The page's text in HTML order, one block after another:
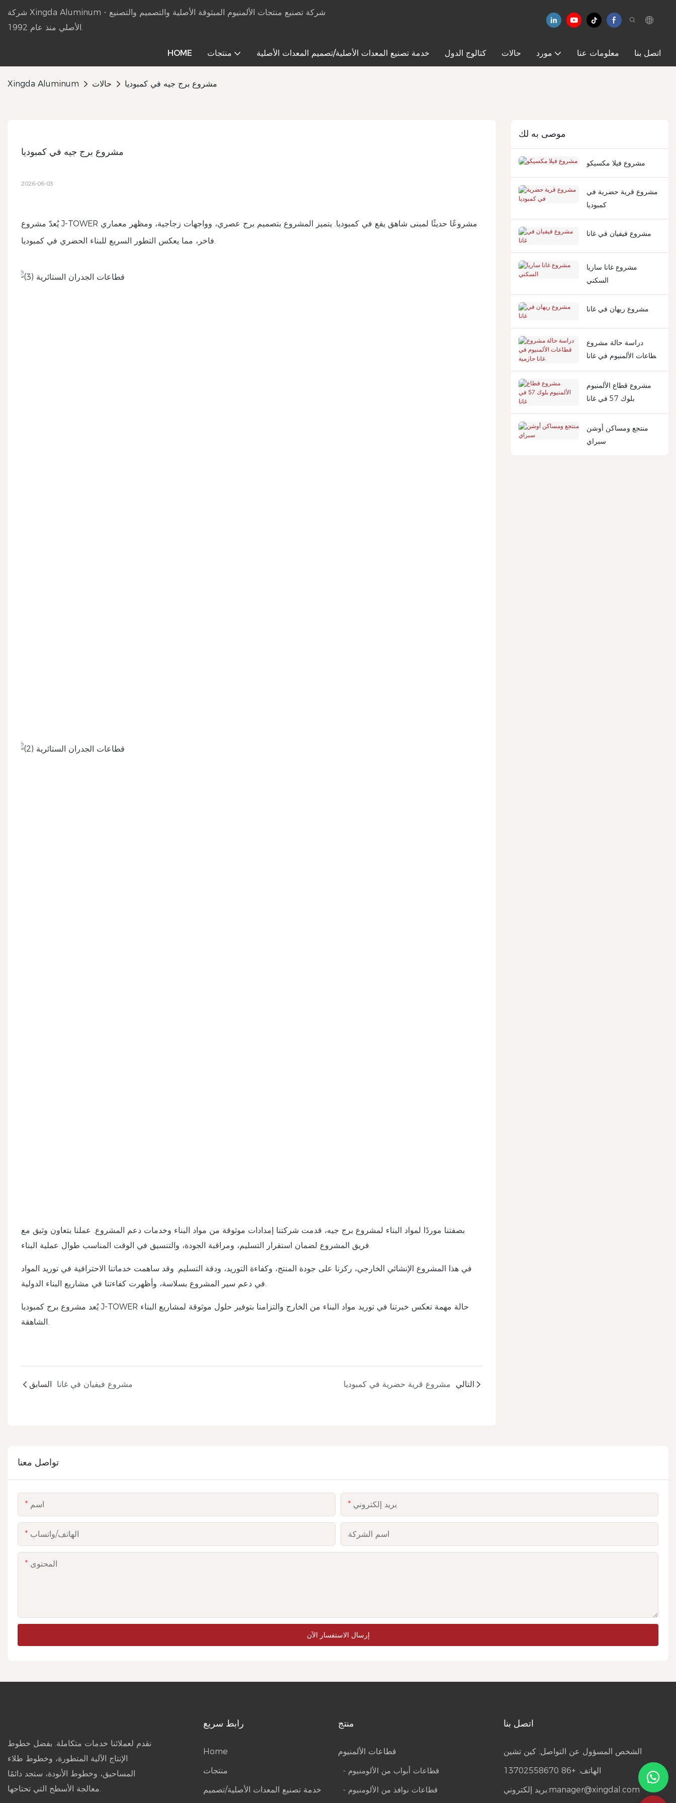
شركة Xingda Aluminum - شركة تصنيع منتجات الألمنيوم المبثوقة الأصلية والتصميم والتصنيع
الأصلي منذ عام 1992.
HOME منتجات خدمة تصنيع المعدات الأصلية/تصميم المعدات الأصلية كتالوج الدول حالات مورد معلومات عنا اتصل بنا
Xingda Aluminum حالات مشروع برج جيه ​​في كمبوديا
مشروع برج جيه ​​في كمبوديا
2026-06-03
يُعدّ مشروع J-TOWER مشروعًا حديثًا لمبنى شاهق يقع في كمبوديا. يتميز المشروع بتصميم برج عصري، وواجهات زجاجية، ومظهر معماري
بصفتنا موردًا لمواد البناء لمشروع برج جيه، قدمت شركتنا إمدادات موثوقة من مواد البناء وخدمات دعم المشروع. عملنا بتعاون وثيق مع
فريق المشروع لضمان استقرار التسليم، ومراقبة الجودة، والتنسيق في الوقت المناسب طوال عملية البناء.
في هذا المشروع الإنشائي الخارجي، ركزنا على جودة المنتج، وكفاءة التوريد، ودقة التسليم. وقد ساهمت خدماتنا الاحترافية في توريد المواد
في دعم سير المشروع بسلاسة، وأظهرت كفاءتنا في مشاريع البناء الدولية.
يُعد مشروع برج كمبوديا J-TOWER حالة مهمة تعكس خبرتنا في توريد مواد البناء من الخارج والتزامنا بتوفير حلول موثوقة لمشاريع البناء
الشاهقة.
السابق مشروع فيفيان في غانا مشروع قرية حضرية في كمبوديا التالي
موصى به لك
مشروع فيلا مكسيكو
مشروع قرية حضرية في
كمبوديا
مشروع فيفيان في غانا
مشروع غانا ساريا
السكني
مشروع ريهان في غانا
دراسة حالة مشروع
قطاعات الألمنيوم في غانا
حازمية
مشروع قطاع الألمنيوم
بلوك 57 في غانا
منتجع ومساكن أوشن
سبراي
تواصل معنا
اسم بريد إلكتروني
الهاتف/واتساب اسم الشركة
المحتوى
إرسال الاستفسار الآن
نقدم لعملائنا خدمات متكاملة. بفضل خطوط
الإنتاج الآلية المتطورة، وخطوط طلاء
المساحيق، وخطوط الأنودة، ستجد دائمًا
رابط سريع
Home
منتجات
خدمة تصنيع المعدات الأصلية/تصميم
منتج
قطاعات الألمنيوم
- قطاعات أبواب من الألومنيوم
- قطاعات نوافذ من الألومنيوم
اتصل بنا
الشخص المسؤول عن التواصل: كين تشين
الهاتف: +86 13702558670
بريد إلكتروني:manager@xingdal.com